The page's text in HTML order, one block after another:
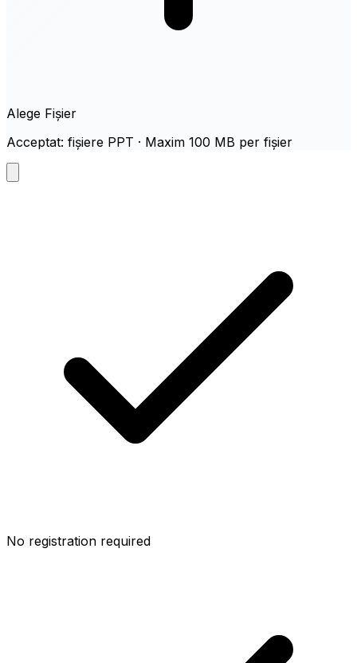
Alege Fișier
Acceptat: fișiere PPT · Maxim 100 MB per fișier
No registration required